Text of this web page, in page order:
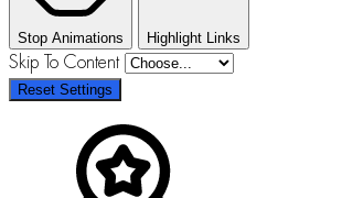
Stop Animations Highlight Links
Skip To Content
Reset Settings